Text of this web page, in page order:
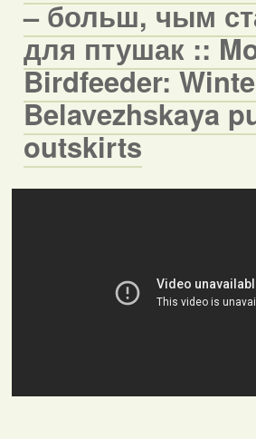
– больш, чым
для птушак ::
Birdfeeder:
Belavezhskaya
outskirts